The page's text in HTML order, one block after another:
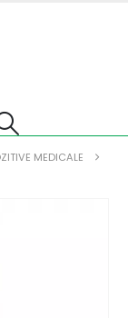
MEDICALE